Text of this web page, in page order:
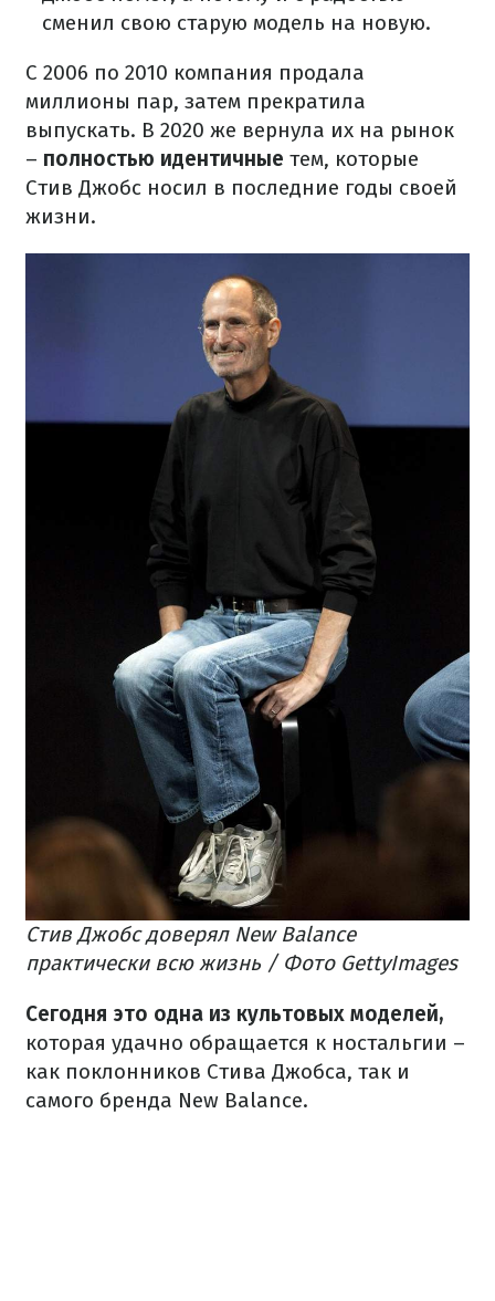
сменил свою старую модель на новую.
С 2006 по 2010 компания продала
миллионы пар, затем прекратила
выпускать. В 2020 же вернула их на рынок
– полностью идентичные тем, которые
Стив Джобс носил в последние годы своей
жизни.
Стив Джобс доверял New Balance
практически всю жизнь / Фото GettyImages
Сегодня это одна из культовых моделей,
которая удачно обращается к ностальгии –
как поклонников Стива Джобса, так и
самого бренда New Balance.